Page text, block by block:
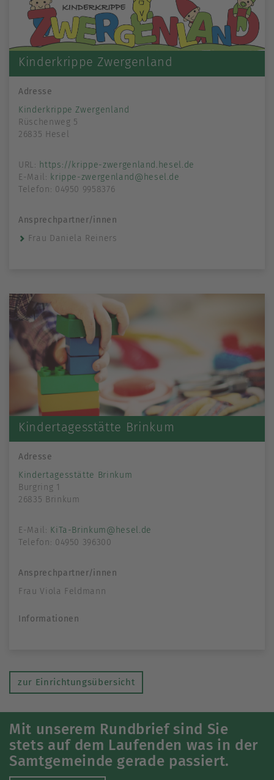
Kinderkrippe Zwergenland
Adresse
Kinderkrippe Zwergenland
Rüschenweg 5
26835 Hesel
URL: https://krippe-zwergenland.hesel.de
E-Mail: krippe-zwergenland@hesel.de
Telefon: 04950 9958376
Ansprechpartner/innen
Frau Daniela Reiners
Kindertagesstätte Brinkum
Adresse
Kindertagesstätte Brinkum
Burgring 1
26835 Brinkum
E-Mail: KiTa-Brinkum@hesel.de
Telefon: 04950 396300
Ansprechpartner/innen
Frau Viola Feldmann
Informationen
zur Einrichtungsübersicht
Mit unserem Rundbrief sind Sie
stets auf dem Laufenden was in der
Samtgemeinde gerade passiert.